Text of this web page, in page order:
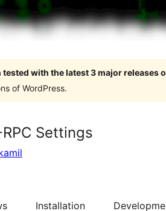
tested with the latest 3 major releases
of WordPress.
Settings
Installation